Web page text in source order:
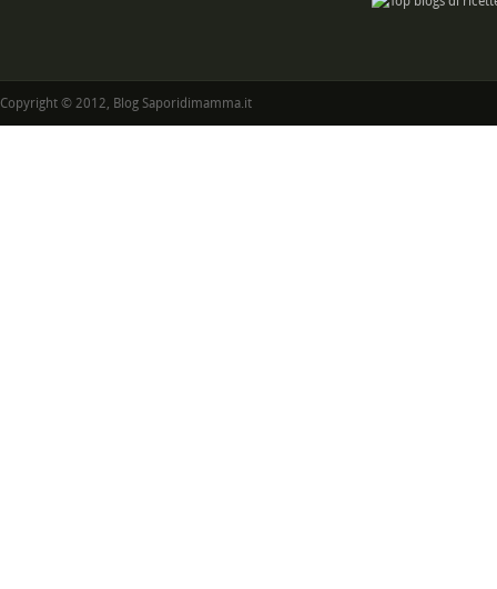
Copyright © 2012, Blog Saporidimamma.it